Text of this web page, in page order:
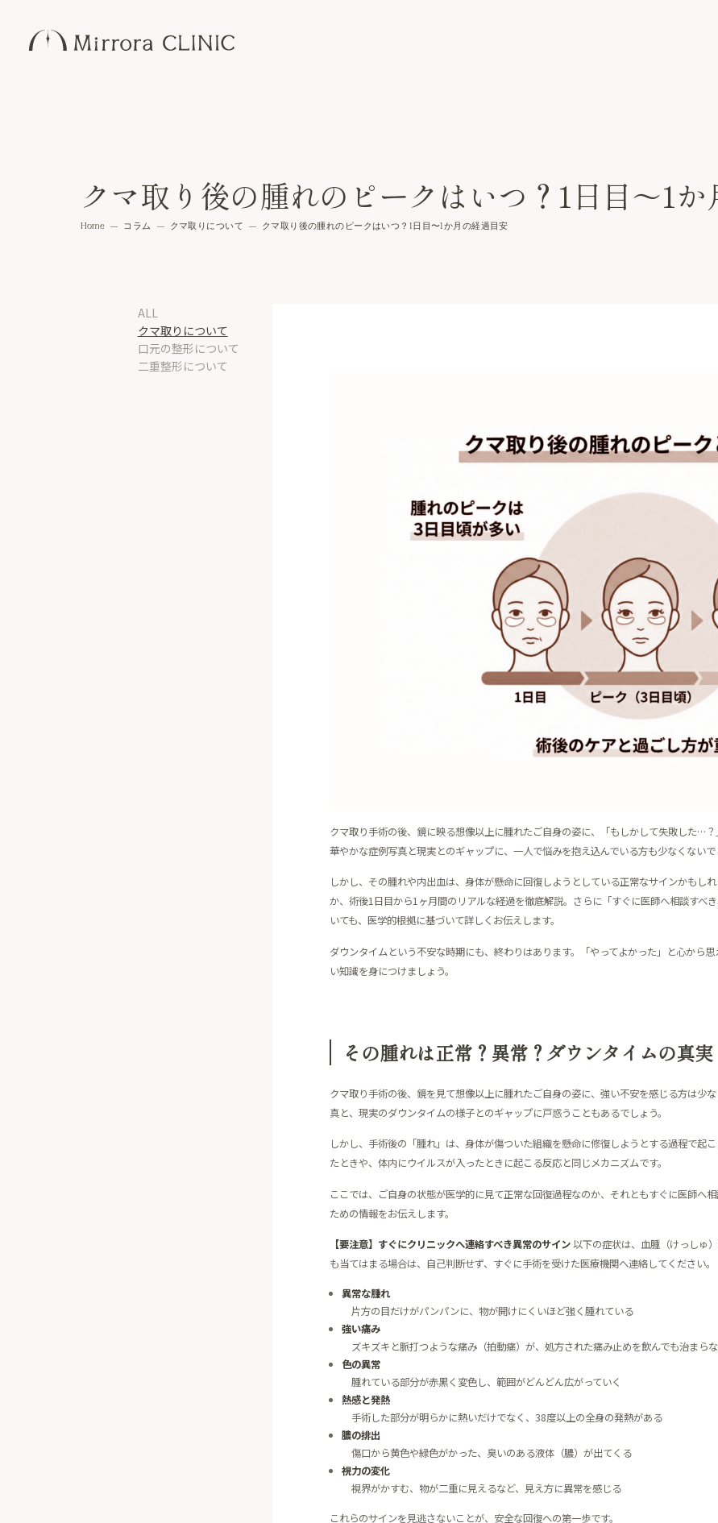
クマ取り後の腫れのピークはいつ？1日目〜1
Home コラム クマ取りについて クマ取り後の腫れのピークはいつ？1日目〜1か月の経過目安
ALL
クマ取りについて
口元の整形について
二重整形について
クマ取り手術の後、鏡に映る想像以上に腫れたご自身の姿に、「もしかして失敗した…
華やかな症例写真と現実とのギャップに、一人で悩みを抱え込んでいる方も少なくないで
しかし、その腫れや内出血は、身体が懸命に回復しようとしている正常なサインかもし
か、術後1日目から1ヶ月間のリアルな経過を徹底解説。さらに「すぐに医師へ相談すべ
いても、医学的根拠に基づいて詳しくお伝えします。
ダウンタイムという不安な時期にも、終わりはあります。「やってよかった」と心から
い知識を身につけましょう。
その腫れは正常？異常？ダウンタイムの真実
クマ取り手術の後、鏡を見て想像以上に腫れたご自身の姿に、強い不安を感じる方は少
真と、現実のダウンタイムの様子とのギャップに戸惑うこともあるでしょう。
しかし、手術後の「腫れ」は、身体が傷ついた組織を懸命に修復しようとする過程で起
たときや、体内にウイルスが入ったときに起こる反応と同じメカニズムです。
ここでは、ご自身の状態が医学的に見て正常な回復過程なのか、それともすぐに医師へ
ための情報をお伝えします。
【要注意】すぐにクリニックへ連絡すべき異常のサイン以下の症状は、血腫（けっしゅ
も当てはまる場合は、自己判断せず、すぐに手術を受けた医療機関へ連絡してください。
異常な腫れ
片方の目だけがパンパンに、物が開けにくいほど強く腫れている
強い痛み
ズキズキと脈打つような痛み（拍動痛）が、処方された痛み止めを飲んでも治まら
色の異常
腫れている部分が赤黒く変色し、範囲がどんどん広がっていく
熱感と発熱
手術した部分が明らかに熱いだけでなく、38度以上の全身の発熱がある
膿の排出
傷口から黄色や緑色がかった、臭いのある液体（膿）が出てくる
視力の変化
視界がかすむ、物が二重に見えるなど、見え方に異常を感じる
これらのサインを見逃さないことが、安全な回復への第一歩です。